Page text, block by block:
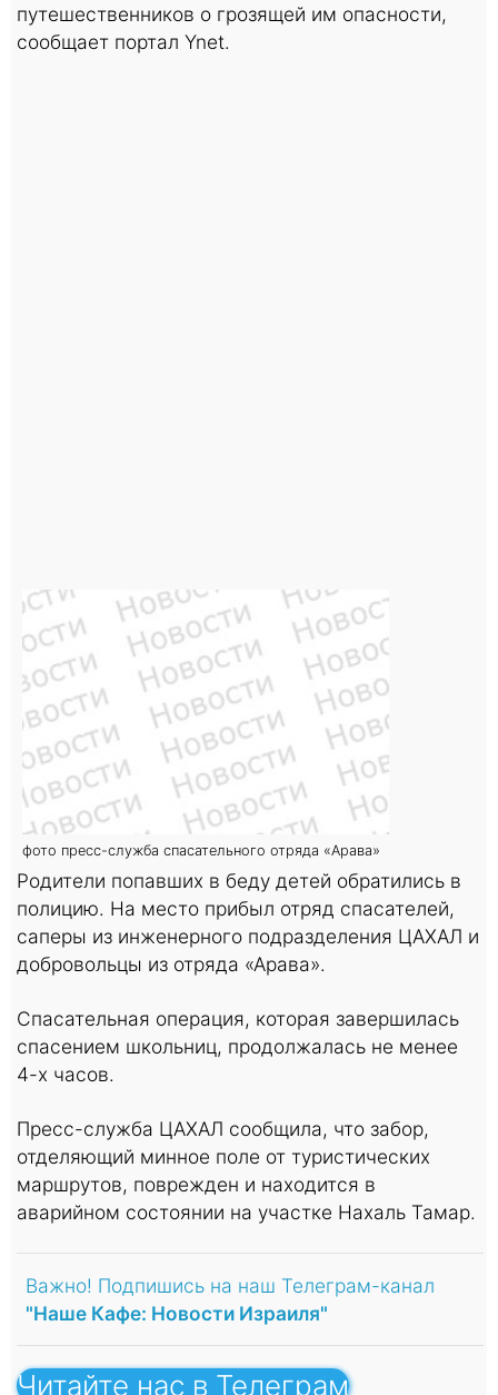
путешественников о грозящей им опасности,
сообщает портал Ynet.
фото пресс-служба спасательного отряда «Арава»
Родители попавших в беду детей обратились в
полицию. На место прибыл отряд спасателей,
саперы из инженерного подразделения ЦАХАЛ и
добровольцы из отряда «Арава».
Спасательная операция, которая завершилась
спасением школьниц, продолжалась не менее
4-х часов.
Пресс-служба ЦАХАЛ сообщила, что забор,
отделяющий минное поле от туристических
маршрутов, поврежден и находится в
аварийном состоянии на участке Нахаль Тамар.
Важно! Подпишись на наш Телеграм-канал
"Наше Кафе: Новости Израиля"
Читайте нас в Телеграм